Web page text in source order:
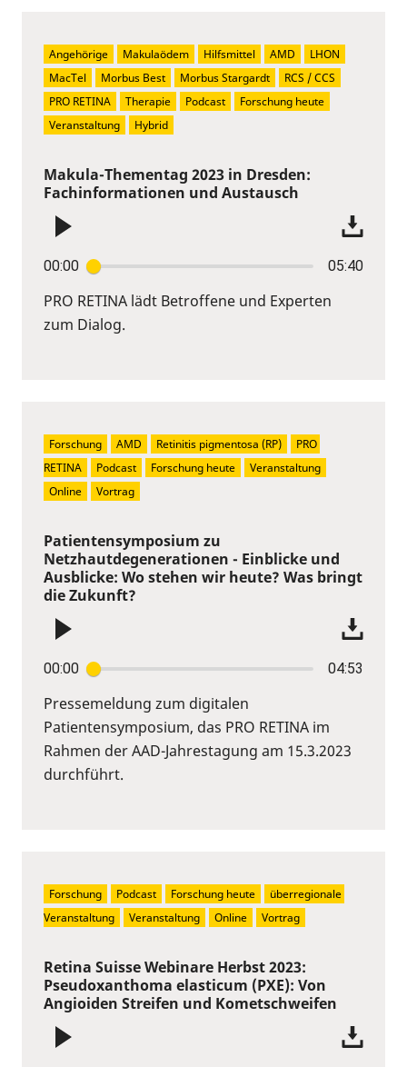
Makula-Thementag 2023 in Dresden:
Fachinformationen und Austausch
00:00 05:40
PRO RETINA lädt Betroffene und Experten
zum Dialog.
Angehörige Makulaödem Hilfsmittel AMD
LHON
MacTel
Morbus Best Morbus Stargardt
RCS / CCS
PRO RETINA
Therapie Podcast
Forschung heute
Veranstaltung
Hybrid
Patientensymposium zu
Netzhautdegenerationen - Einblicke und
Ausblicke: Wo stehen wir heute? Was bringt
die Zukunft?
00:00 04:53
Pressemeldung zum digitalen
Patientensymposium, das PRO RETINA im
Rahmen der AAD-Jahrestagung am 15.3.2023
durchführt.
Forschung AMD Retinitis pigmentosa (RP)
PRO
RETINA
Podcast Forschung heute
Veranstaltung
Online
Vortrag
Retina Suisse Webinare Herbst 2023:
Pseudoxanthoma elasticum (PXE): Von
Angioiden Streifen und Kometschweifen
Forschung Podcast Forschung heute
überregionale
Veranstaltung
Veranstaltung Online Vortrag